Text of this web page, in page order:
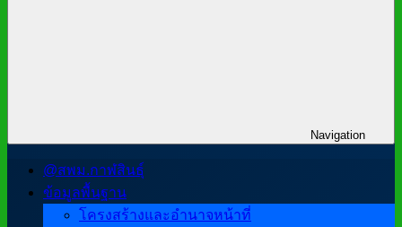
Navigation
@สพม.กาฬสินธุ์
ข้อมูลพื้นฐาน
โครงสร้างและอำนาจหน้าที่